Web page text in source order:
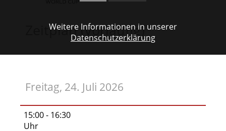
Zeitplan (vorläufig)
Freitag, 24. Juli 2026
15:00 - 16:30
Uhr
Weitere Informationen in unserer
Datenschutzerklärung